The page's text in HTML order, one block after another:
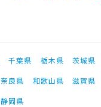
千葉県 栃木県 茨城県
奈良県 和歌山県
滋賀県
静岡県